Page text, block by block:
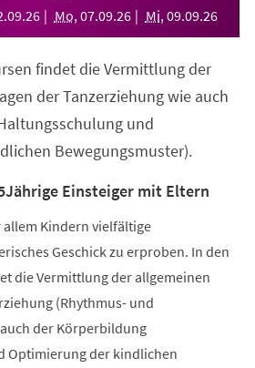
.09.26 Mo, 07.09.26 Mi, 09.09.26
findet die Vermittlung der
der Tanzerziehung wie auch
und
Bewegungsmuster).
Einsteiger mit Eltern
allem Kindern vielfältige
Geschick zu erproben. In den
die Vermittlung der allgemeinen
(Rhythmus- und
der Körperbildung
Optimierung der kindlichen